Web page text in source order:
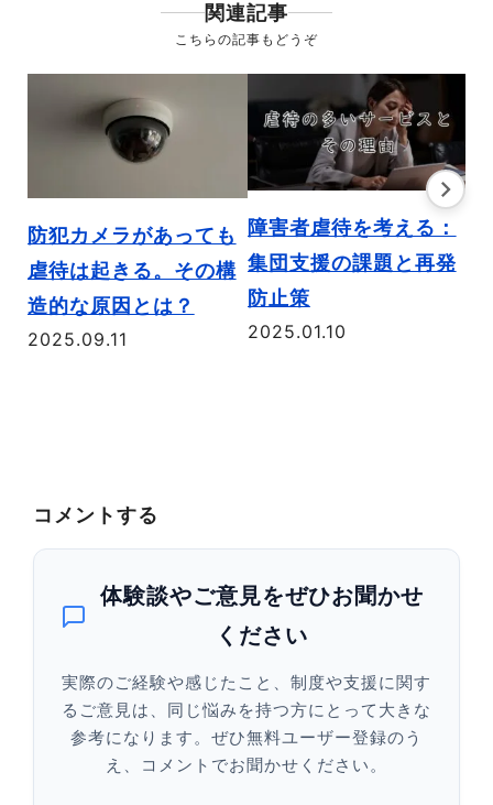
関連記事
こちらの記事もどうぞ
防犯カメラがあっても
虐待は起きる。その構
造的な原因とは？
2025.09.11
障害者虐待を考える：
集団支援の課題と再発
防止策
2025.01.10
コメントする
体験談やご意見をぜひお聞かせ
ください
実際のご経験や感じたこと、制度や支援に関す
るご意見は、同じ悩みを持つ方にとって大きな
参考になります。ぜひ無料ユーザー登録のう
え、コメントでお聞かせください。